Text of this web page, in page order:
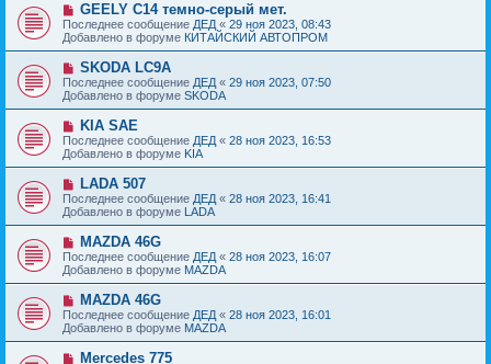
ещ
е
н
и
е
с
о
о
б
щ
е
н
и
е
Н
о
в
о
е
с
о
о
б
щ
е
н
и
е
GEELY C14 темно-серый мет.
Последнее сообщение ДЕД « 29 ноя 2023, 08:43
Добавлено в форуме КИТАЙСКИЙ АВТОПРОМ
Н
о
в
о
е
с
о
о
б
е
н
и
е
SKODA LC9A
Последнее сообщение ДЕД « 29 ноя 2023, 07:50
Добавлено в форуме SKODA
Н
о
в
о
е
с
о
о
б
щ
е
н
и
е
KIA SAE
Последнее сообщение ДЕД « 28 ноя 2023, 16:53
Добавлено в форуме KIA
Н
о
в
о
е
с
о
о
б
щ
е
н
и
е
LADA 507
Последнее сообщение ДЕД « 28 ноя 2023, 16:41
Добавлено в форуме LADA
Н
о
в
о
е
с
о
о
б
щ
MAZDA 46G
Последнее сообщение ДЕД « 28 ноя 2023, 16:07
Добавлено в форуме MAZDA
Н
о
в
о
е
MAZDA 46G
Последнее сообщение ДЕД « 28 ноя 2023, 16:01
Добавлено в форуме MAZDA
НMercedes 775